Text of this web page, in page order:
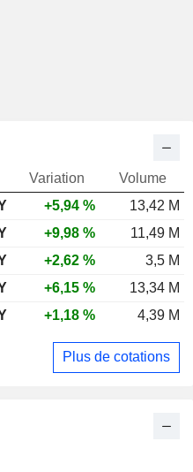
Variation
Volume
+5,94 %
13,42 M
+9,98 %
11,49 M
+2,62 %
3,5 M
+6,15 %
13,34 M
+1,18 % 4,39 M
Plus de cotations